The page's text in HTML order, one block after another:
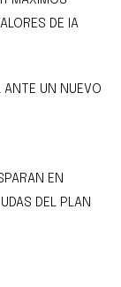
DE IA
ANTE UN NUEVO
EN
DEL PLAN